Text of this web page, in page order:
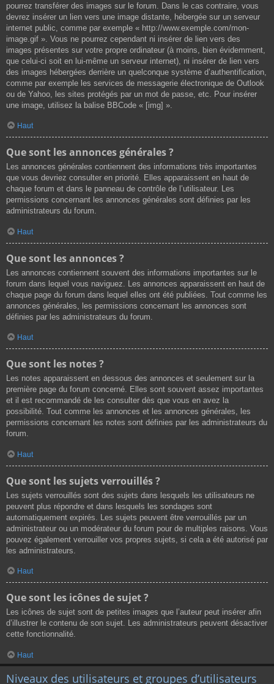
pourrez transférer des images sur le forum. Dans le cas contraire, vous
devrez insérer un lien vers une image distante, hébergée sur un serveur
internet public, comme par exemple « http://www.exemple.com/mon-
image.gif ». Vous ne pourrez cependant ni insérer de lien vers des
images présentes sur votre propre ordinateur (à moins, bien évidemment,
que celui-ci soit en lui-même un serveur internet), ni insérer de lien vers
des images hébergées derrière un quelconque système d’authentification,
comme par exemple les services de messagerie électronique de Outlook
ou de Yahoo, les sites protégés par un mot de passe, etc. Pour insérer
une image, utilisez la balise BBCode « [img] ».
Haut
Que sont les annonces générales ?
Les annonces générales contiennent des informations très importantes
que vous devriez consulter en priorité. Elles apparaissent en haut de
chaque forum et dans le panneau de contrôle de l’utilisateur. Les
permissions concernant les annonces générales sont définies par les
administrateurs du forum.
Haut
Que sont les annonces ?
Les annonces contiennent souvent des informations importantes sur le
forum dans lequel vous naviguez. Les annonces apparaissent en haut de
chaque page du forum dans lequel elles ont été publiées. Tout comme les
annonces générales, les permissions concernant les annonces sont
définies par les administrateurs du forum.
Haut
Que sont les notes ?
Les notes apparaissent en dessous des annonces et seulement sur la
première page du forum concerné. Elles sont souvent assez importantes
et il est recommandé de les consulter dès que vous en avez la
possibilité. Tout comme les annonces et les annonces générales, les
permissions concernant les notes sont définies par les administrateurs du
forum.
Haut
Que sont les sujets verrouillés ?
Les sujets verrouillés sont des sujets dans lesquels les utilisateurs ne
peuvent plus répondre et dans lesquels les sondages sont
automatiquement expirés. Les sujets peuvent être verrouillés par un
administrateur ou un modérateur du forum pour de multiples raisons. Vous
pouvez également verrouiller vos propres sujets, si cela a été autorisé par
les administrateurs.
Haut
Que sont les icônes de sujet ?
Les icônes de sujet sont de petites images que l’auteur peut insérer afin
d’illustrer le contenu de son sujet. Les administrateurs peuvent désactiver
cette fonctionnalité.
Haut
Niveaux des utilisateurs et groupes d’utilisateurs